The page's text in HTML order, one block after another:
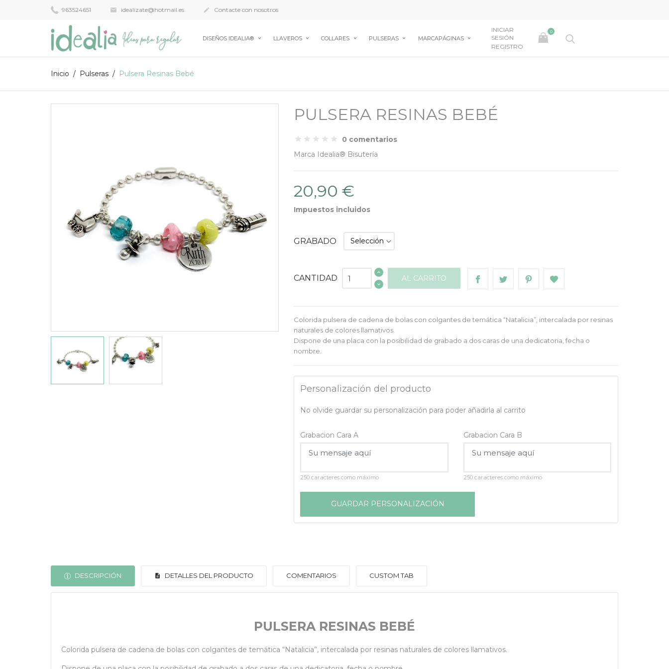
963524651  idealizate@hotmail.es  Contacte con nosotros
DISEÑOS IDEALIA® LLAVEROS COLLARES PULSERAS MARCAPÁGINAS
INICIAR
SESIÓN
REGISTRO
0
Inicio Pulseras Pulsera Resinas Bebé
PULSERA RESINAS BEBÉ
0 comentarios
Marca Idealia® Bisutería
20,90 €
Impuestos incluidos
GRABADO
CANTIDAD AL CARRITO
Colorida pulsera de cadena de bolas con colgantes de temática “Natalicia”, intercalada por resinas
naturales de colores llamativos.
Dispone de una placa con la posibilidad de grabado a dos caras de una dedicatoria, fecha o
nombre.
Personalización del producto
No olvide guardar su personalización para poder añadirla al carrito
Grabacion Cara A
250 caracteres como máximo
Grabacion Cara B
250 caracteres como máximo
GUARDAR PERSONALIZACIÓN
DESCRIPCIÓN DETALLES DEL PRODUCTO COMENTARIOS CUSTOM TAB
PULSERA RESINAS BEBÉ
Colorida pulsera de cadena de bolas con colgantes de temática “Natalicia”, intercalada por resinas naturales de colores llamativos.